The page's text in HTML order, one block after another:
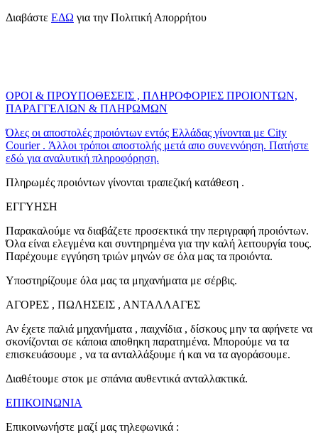
Διαβάστε ΕΔΩ για την Πολιτική Απορρήτου
ΟΡΟΙ & ΠΡΟΥΠΟΘΕΣΕΙΣ , ΠΛΗΡΟΦΟΡΙΕΣ ΠΡΟΙΟΝΤΩΝ,
ΠΑΡΑΓΓΕΛΙΩΝ & ΠΛΗΡΩΜΩΝ
Όλες οι αποστολές προιόντων εντός Ελλάδας γίνονται με City
Courier . Άλλοι τρόποι αποστολής μετά απο συνεννόηση. Πατήστε
εδώ για αναλυτική πληροφόρηση.
Πληρωμές προιόντων γίνονται τραπεζική κατάθεση .
ΕΓΓΥΗΣΗ
Παρακαλούμε να διαβάζετε προσεκτικά την περιγραφή προιόντων.
Όλα είναι ελεγμένα και συντηρημένα για την καλή λειτουργία τους.
Παρέχουμε εγγύηση τριών μηνών σε όλα μας τα προιόντα.
Υποστηρίζουμε όλα μας τα μηχανήματα με σέρβις.
ΑΓΟΡΕΣ , ΠΩΛΗΣΕΙΣ , ΑΝΤΑΛΛΑΓΕΣ
Αν έχετε παλιά μηχανήματα , παιχνίδια , δίσκους μην τα αφήνετε να
σκονίζονται σε κάποια αποθηκη παρατημένα. Μπορούμε να τα
επισκευάσουμε , να τα ανταλλάξουμε ή και να τα αγοράσουμε.
Διαθέτουμε στοκ με σπάνια αυθεντικά ανταλλακτικά.
ΕΠΙΚΟΙΝΩΝΙΑ
Επικοινωνήστε μαζί μας τηλεφωνικά :